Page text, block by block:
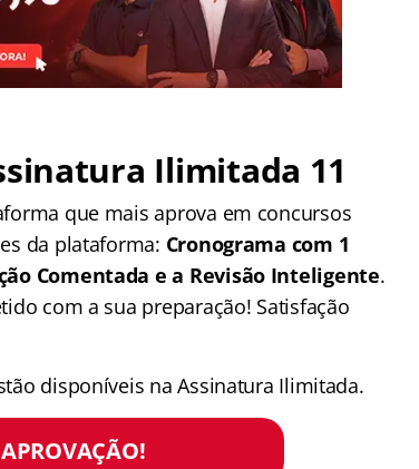
Ilimitada 11
que mais aprova em concursos
da plataforma: Cronograma com 1
Comentada e a Revisão Inteligente.
com a sua preparação! Satisfação
disponíveis na Assinatura Ilimitada.